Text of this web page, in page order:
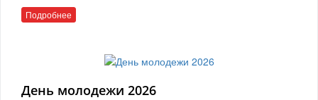
Подробнее
День молодежи 2026